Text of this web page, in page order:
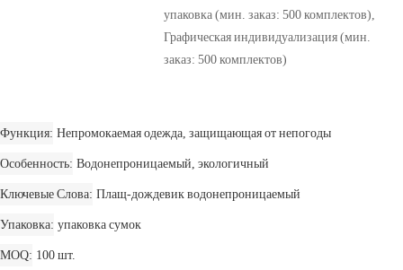
упаковка (мин. заказ: 500 комплектов),
Графическая индивидуализация (мин.
заказ: 500 комплектов)
Функция Непромокаемая одежда, защищающая от непогоды
Особенность Водонепроницаемый, экологичный
Ключевые Слова Плащ-дождевик водонепроницаемый
Упаковка упаковка сумок
MOQ 100 шт.